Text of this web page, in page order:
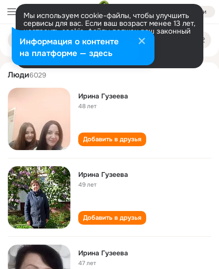
Войти
Мы используем cookie-файлы, чтобы улучшить
сервисы для вас. Если ваш возраст менее 13 лет,
настроить cookie-файлы должен ваш законный
представитель. Больше информации
Разрешить все Настроить
Поиск
людям
irina guzeva
Люди6029
Ирина Гузеева
48 лет
Добавить в друзья
Ирина Гузеева
49 лет
Добавить в друзья
Ирина Гузеева
47 лет
Информация о контенте
на платформе — здесь